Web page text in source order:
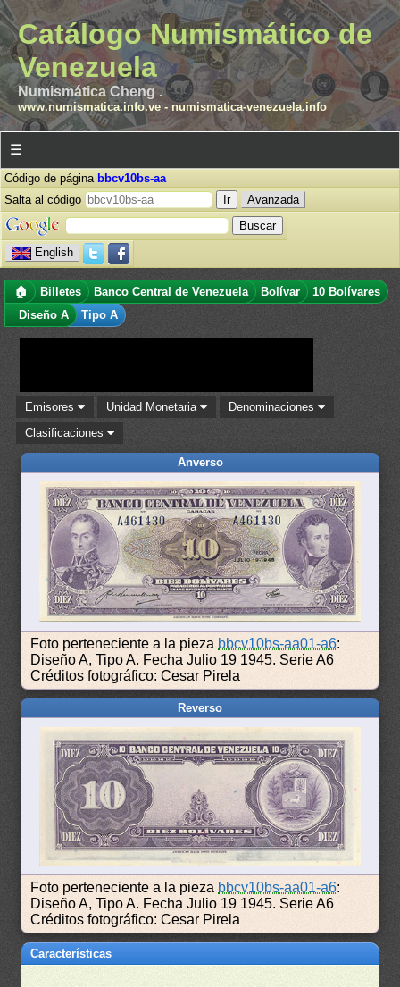
Catálogo Numismático de
Venezuela
Numismática Cheng .
www.numismatica.info.ve- numismatica-venezuela.info
☰
Código de página bbcv10bs-aa
Salta al código
Avanzada
English
🏠 Billetes Banco Central de Venezuela Bolívar
10 Bolívares
Diseño A
Tipo A
Emisores Unidad Monetaria
Denominaciones
Clasificaciones
Anverso
Foto perteneciente a la pieza bbcv10bs-aa01-a6:
Diseño A, Tipo A. Fecha Julio 19 1945. Serie A6
Créditos fotográfico: Cesar Pirela
Reverso
Foto perteneciente a la pieza bbcv10bs-aa01-a6:
Diseño A, Tipo A. Fecha Julio 19 1945. Serie A6
Créditos fotográfico: Cesar Pirela
Características